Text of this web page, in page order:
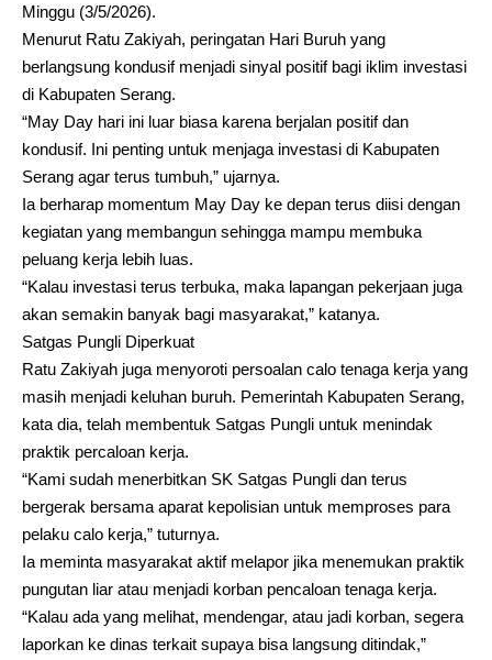
Minggu (3/5/2026).
Menurut Ratu Zakiyah, peringatan Hari Buruh yang
berlangsung kondusif menjadi sinyal positif bagi iklim investasi
di Kabupaten Serang.
“May Day hari ini luar biasa karena berjalan positif dan
kondusif. Ini penting untuk menjaga investasi di Kabupaten
Serang agar terus tumbuh,” ujarnya.
Ia berharap momentum May Day ke depan terus diisi dengan
kegiatan yang membangun sehingga mampu membuka
peluang kerja lebih luas.
“Kalau investasi terus terbuka, maka lapangan pekerjaan juga
akan semakin banyak bagi masyarakat,” katanya.
Satgas Pungli Diperkuat
Ratu Zakiyah juga menyoroti persoalan calo tenaga kerja yang
masih menjadi keluhan buruh. Pemerintah Kabupaten Serang,
kata dia, telah membentuk Satgas Pungli untuk menindak
praktik percaloan kerja.
“Kami sudah menerbitkan SK Satgas Pungli dan terus
bergerak bersama aparat kepolisian untuk memproses para
pelaku calo kerja,” tuturnya.
Ia meminta masyarakat aktif melapor jika menemukan praktik
pungutan liar atau menjadi korban pencaloan tenaga kerja.
“Kalau ada yang melihat, mendengar, atau jadi korban, segera
laporkan ke dinas terkait supaya bisa langsung ditindak,”